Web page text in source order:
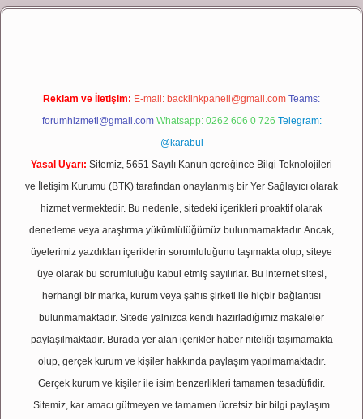
Reklam ve İletişim: E-mail: backlinkpaneli@gmail.com Teams:
forumhizmeti@gmail.com Whatsapp: 0262 606 0 726 Telegram:
@karabul
Yasal Uyarı: Sitemiz, 5651 Sayılı Kanun gereğince Bilgi Teknolojileri
ve İletişim Kurumu (BTK) tarafından onaylanmış bir Yer Sağlayıcı olarak
hizmet vermektedir. Bu nedenle, sitedeki içerikleri proaktif olarak
denetleme veya araştırma yükümlülüğümüz bulunmamaktadır. Ancak,
üyelerimiz yazdıkları içeriklerin sorumluluğunu taşımakta olup, siteye
üye olarak bu sorumluluğu kabul etmiş sayılırlar. Bu internet sitesi,
herhangi bir marka, kurum veya şahıs şirketi ile hiçbir bağlantısı
bulunmamaktadır. Sitede yalnızca kendi hazırladığımız makaleler
paylaşılmaktadır. Burada yer alan içerikler haber niteliği taşımamakta
olup, gerçek kurum ve kişiler hakkında paylaşım yapılmamaktadır.
Gerçek kurum ve kişiler ile isim benzerlikleri tamamen tesadüfidir.
Sitemiz, kar amacı gütmeyen ve tamamen ücretsiz bir bilgi paylaşım